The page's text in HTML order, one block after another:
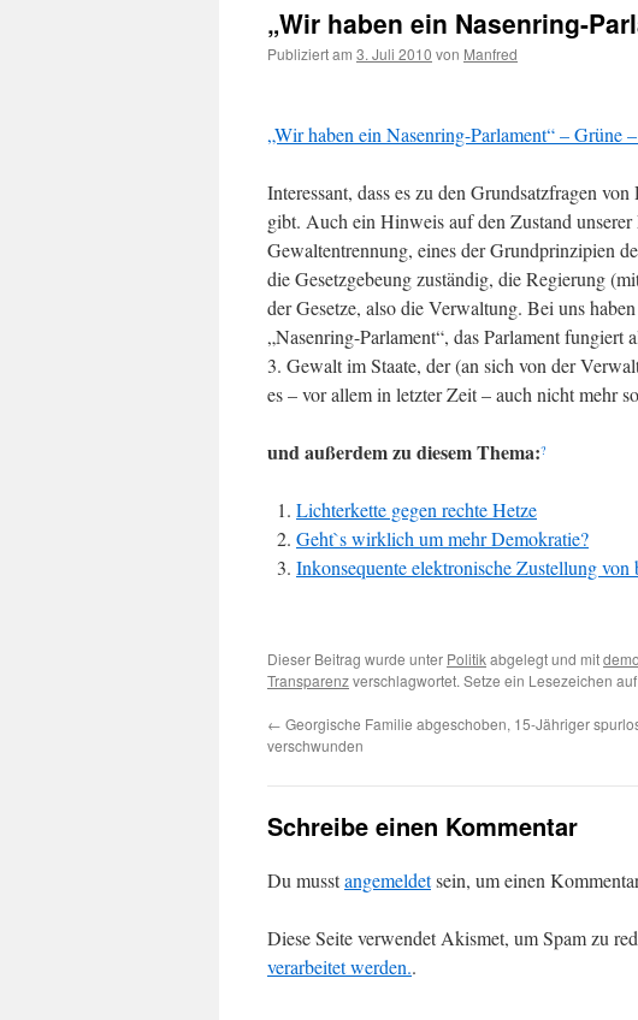
„Wir haben ein Nasenring-
Publiziert am 3. Juli 2010 von Manfred
„Wir haben ein Nasenring-Parlament“ – Grüne
Interessant, dass es zu den Grundsatzfragen
gibt. Auch ein Hinweis auf den Zustand
Gewaltentrennung, eines der Grundprinzipien
die Gesetzgebeung zuständig, die Regierung
der Gesetze, also die Verwaltung. Bei uns
„Nasenring-Parlament“, das Parlament
3. Gewalt im Staate, der (an sich von der
es – vor allem in letzter Zeit – auch nicht mehr
und außerdem zu diesem Thema:?
Lichterkette gegen rechte Hetze
Geht`s wirklich um mehr Demokratie?
Inkonsequente elektronische Zustellung
Dieser Beitrag wurde unter Politikabgelegt und mit
Transparenzverschlagwortet. Setze ein Lesezeichen
← Georgische Familie abgeschoben, 15-Jähriger
verschwunden
Schreibe einen Kommentar
Du musstangemeldetsein, um einen
Diese Seite verwendet Akismet, um Spam zu
verarbeitet werden..